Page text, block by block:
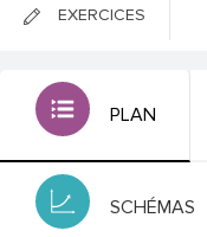
EXERCICES
FICHES DE COURS
PLAN
SCHÉMAS